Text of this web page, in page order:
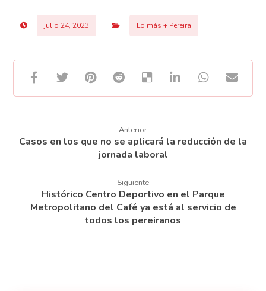
julio 24, 2023 Lo más + Pereira
Anterior
Casos en los que no se aplicará la reducción de la
jornada laboral
Siguiente
Histórico Centro Deportivo en el Parque
Metropolitano del Café ya está al servicio de
todos los pereiranos